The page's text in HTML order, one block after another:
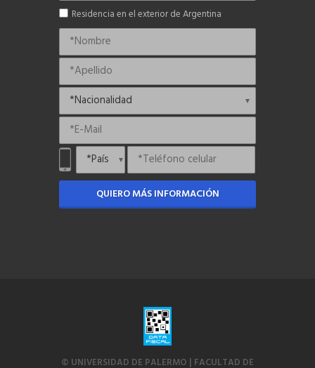
Residencia en el exterior de Argentina
QUIERO MÁS INFORMACIÓN
© UNIVERSIDAD DE PALERMO | FACULTAD DE